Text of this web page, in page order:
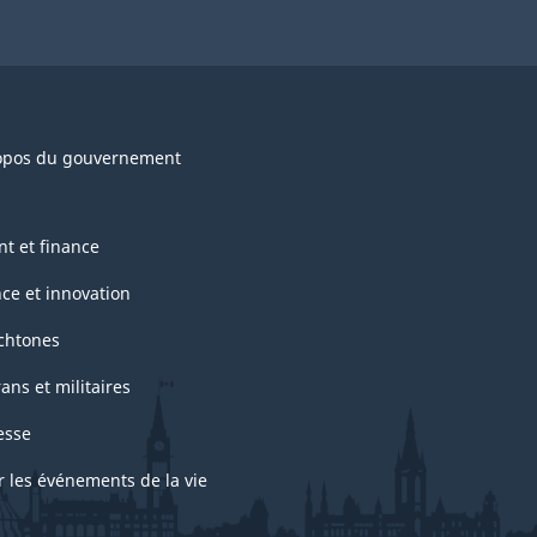
du gouvernement
et finance
et innovation
et militaires
les événements de la vie